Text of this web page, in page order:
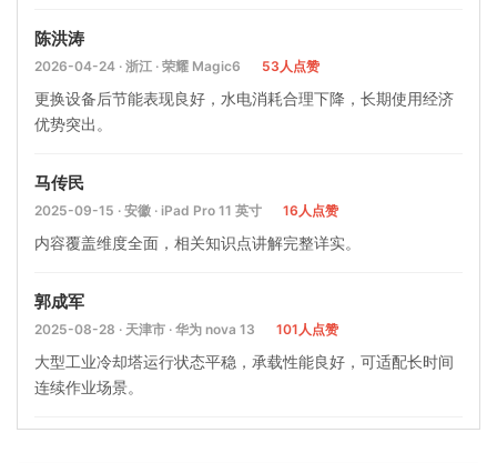
陈洪涛
2026-04-24 · 浙江 · 荣耀 Magic6 53人点赞
更换设备后节能表现良好，水电消耗合理下降，长期使用经济
优势突出。
马传民
2025-09-15 · 安徽 · iPad Pro 11 英寸 16人点赞
内容覆盖维度全面，相关知识点讲解完整详实。
郭成军
2025-08-28 · 天津市 · 华为 nova 13 101人点赞
大型工业冷却塔运行状态平稳，承载性能良好，可适配长时间
连续作业场景。